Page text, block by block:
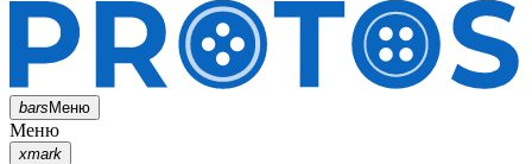
barsМеню
Меню
xmark